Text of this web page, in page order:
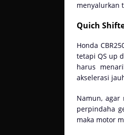
menyalurkan
Quich
Honda
tetapi QS up
harus
akselerasi
Namun, agar
perpindaha
maka motor